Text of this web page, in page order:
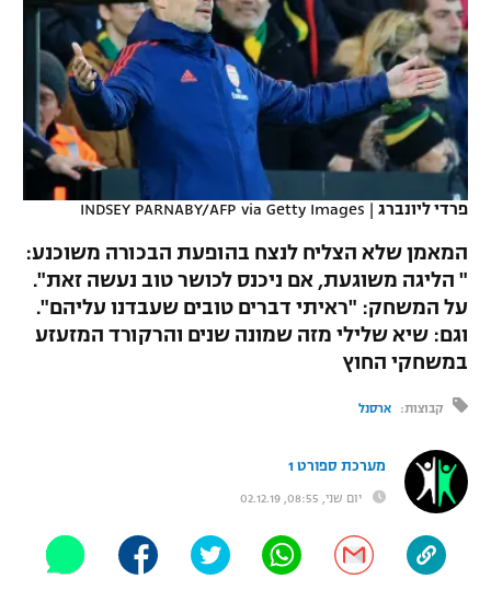
VOD
רץ ברשת
לוח שידורים
ברחבה
"מעל הליגה" – פודקאסט
"מחצית בשכונה" – פודקאסט
נבחרת ישראל
מכבי חיפה
בית"ר ירושלים
הפועל חיפה
הפועל באר שבע
מכבי נתניה
בני יהודה
ליגה ספרדית
ליגה איטלקית
ליגה צרפתית
ליגה הולנדית
ליגה טורקית
ליגה סינית
ליגה ברזילאית
ליגות נוספות
כדורסל נשים
מכבי תל אביב
הפועל חולון
הפועל ירושלים
יורוליג
יורוקאפ
טניס
כדוריד
כדורעף
שחייה
ג'ודו
אגרוף
ספורט אולימפי
היאבקות WWE
אופניים
פרדי ליונברג |
INDSEY PARNABY/AFP via Getty Images
המאמן שלא הצליח לנצח בהופעת הבכורה משוכנע:
" הליגה משוגעת, אם ניכנס לכושר טוב נעשה זאת".
על המשחק: "ראיתי דברים טובים שעבדנו עליהם".
וגם: שיא שלילי מזה שמונה שנים והרקורד המזעזע
במשחקי החוץ
קבוצות: ארסנל
מערכת ספורט 1
יום שני, 08:55, 02.12.19